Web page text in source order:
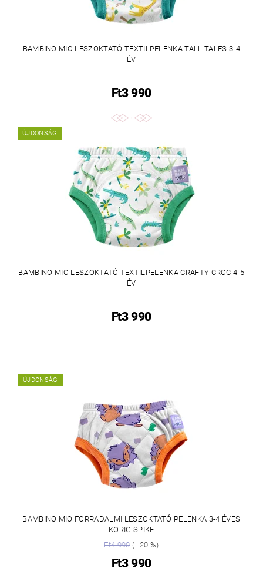
BAMBINO MIO LESZOKTATÓ TEXTILPELENKA TALL TALES 3-4
ÉV
Ft3 990
ÚJDONSÁG
BAMBINO MIO LESZOKTATÓ TEXTILPELENKA CRAFTY CROC 4-5
ÉV
Ft3 990
ÚJDONSÁG
BAMBINO MIO FORRADALMI LESZOKTATÓ PELENKA 3-4 ÉVES
KORIG SPIKE
Ft4 990(–20 %)
Ft3 990